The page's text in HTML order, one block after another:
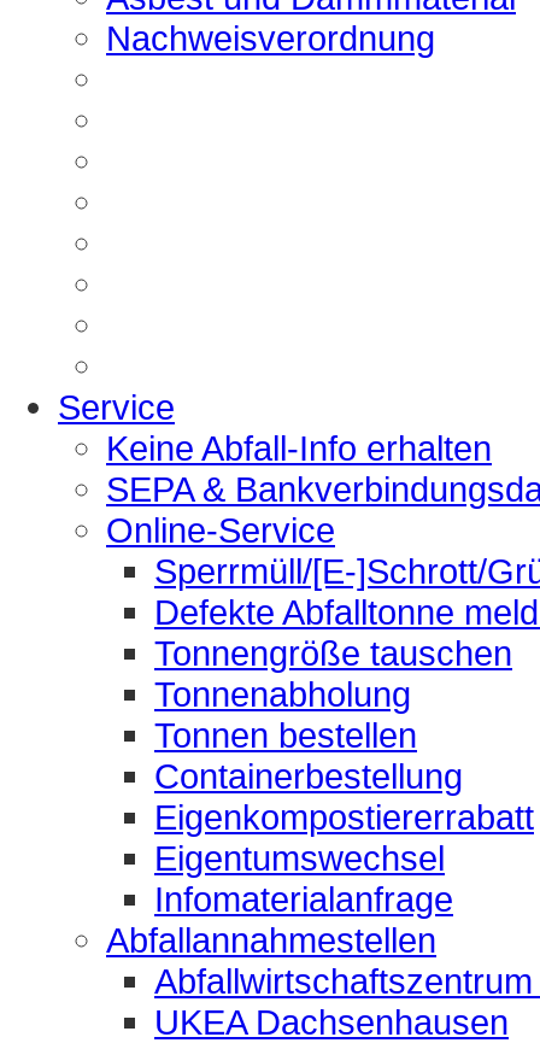
Nachweisverordnung
Service
Keine Abfall-Info erhalten
SEPA &
Online-Service
Sperrmüll/[E-]Schrott/
Defekte Abfalltonne
Tonnengröße tauschen
Tonnenabholung
Tonnen bestellen
Containerbestellung
Eigenkompostiererrabatt
Eigentumswechsel
Infomaterialanfrage
Abfallannahmestellen
UKEA Dachsenhausen